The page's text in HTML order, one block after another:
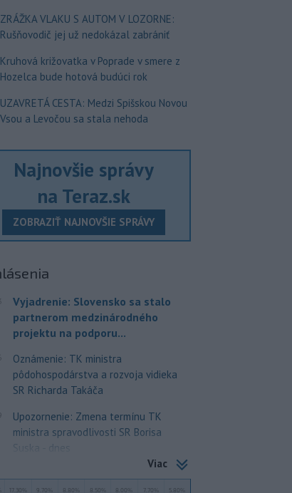
ZRÁŽKA VLAKU S AUTOM V LOZORNE:
Rušňovodič jej už nedokázal zabrániť
Kruhová križovatka v Poprade v smere z
Hozelca bude hotová budúci rok
UZAVRETÁ CESTA: Medzi Spišskou Novou
Vsou a Levočou sa stala nehoda
Najnovšie správy
na Teraz.sk
ZOBRAZIŤ NAJNOVŠIE SPRÁVY
Vyjadrenie: Slovensko sa stalo
partnerom medzinárodného
projektu na podporu...
Oznámenie: TK ministra
pôdohospodárstva a rozvoja vidieka
SR Richarda Takáča
Upozornenie: Zmena termínu TK
ministra spravodlivosti SR Borisa
Suska - dnes
Viac